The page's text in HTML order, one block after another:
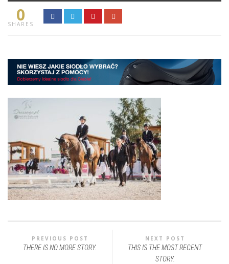
0
SHARES
PREVIOUS POST
THERE IS NO MORE STORY.
NEXT POST
THIS IS THE MOST RECENT
STORY.